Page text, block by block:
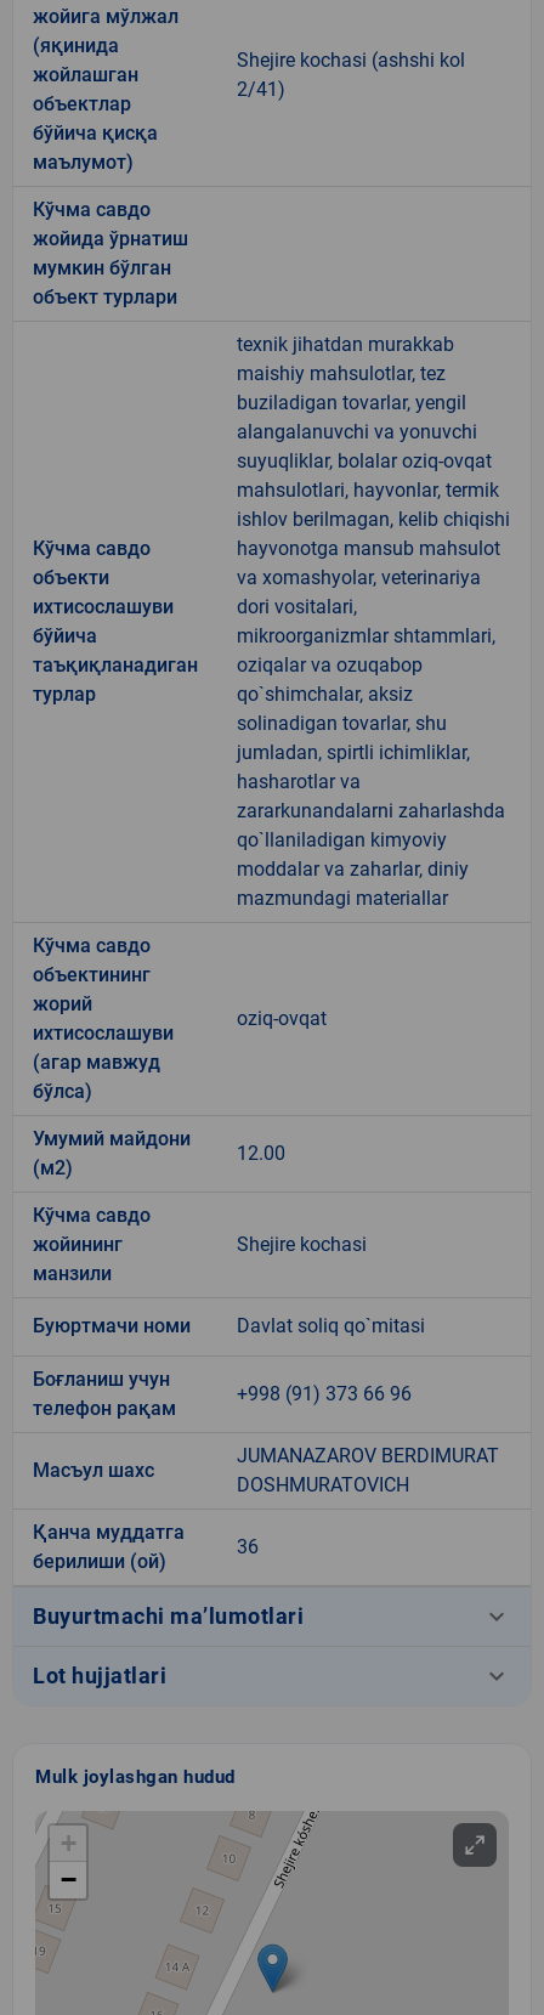
жойига мўлжал
(яқинида
жойлашган
объектлар
бўйича қисқа
маълумот)
Shejire kochasi (ashshi kol
2/41)
Кўчма савдо
жойида ўрнатиш
мумкин бўлган
объект турлари
Кўчма савдо
объекти
ихтисослашуви
бўйича
таъқиқланадиган
турлар
texnik jihatdan murakkab
maishiy mahsulotlar, tez
buziladigan tovarlar, yengil
alangalanuvchi va yonuvchi
suyuqliklar, bolalar oziq-ovqat
mahsulotlari, hayvonlar, termik
ishlov berilmagan, kelib chiqishi
hayvonotga mansub mahsulot
va xomashyolar, veterinariya
dori vositalari,
mikroorganizmlar shtammlari,
oziqalar va ozuqabop
qo`shimchalar, aksiz
solinadigan tovarlar, shu
jumladan, spirtli ichimliklar,
hasharotlar va
zararkunandalarni zaharlashda
qo`llaniladigan kimyoviy
moddalar va zaharlar, diniy
mazmundagi materiallar
Кўчма савдо
объектининг
жорий
ихтисослашуви
(агар мавжуд
бўлса)
oziq-ovqat
Умумий майдони
(м2)
12.00
Кўчма савдо
жойининг
манзили
Shejire kochasi
Буюртмачи номи Davlat soliq qo`mitasi
Боғланиш учун
телефон рақам
+998 (91) 373 66 96
Масъул шахс
JUMANAZAROV BERDIMURAT
DOSHMURATOVICH
Қанча муддатга
берилиши (ой)
36
Buyurtmachi ma’lumotlari keyboard_arrow_down
Lot hujjatlari keyboard_arrow_down
Mulk joylashgan hudud
+
−